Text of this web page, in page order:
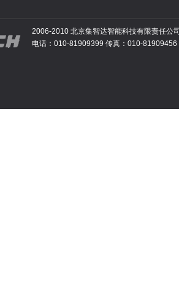
2006-2010 北京集智达智能科技有限责任公
电话：010-81909399 传真：010-